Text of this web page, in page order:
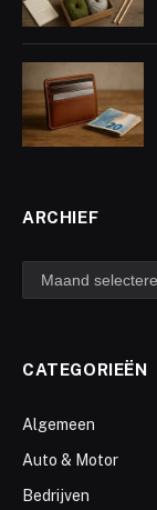
ARCHIEF
archief
CATEGORIEËN
Algemeen
Auto & Motor
Bedrijven